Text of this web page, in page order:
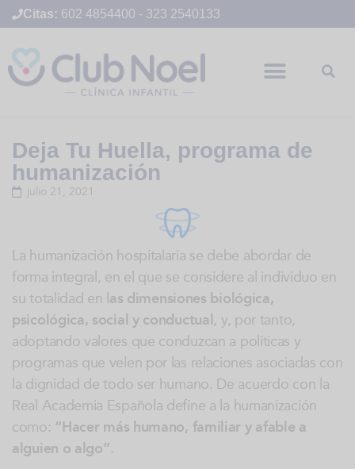
Citas: 602 4854400 - 323 2540133
Deja Tu Huella, programa de
humanización
julio 21, 2021
La humanización hospitalaria se debe abordar de
forma integral, en el que se considere al individuo en
su totalidad en las dimensiones biológica,
psicológica, social y conductual, y, por tanto,
adoptando valores que conduzcan a políticas y
programas que velen por las relaciones asociadas con
la dignidad de todo ser humano. De acuerdo con la
Real Academia Española define a la humanización
como: “Hacer más humano, familiar y afable a
alguien o algo”.